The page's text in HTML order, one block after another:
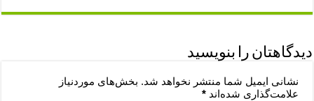
دیدگاهتان را بنویسید
نشانی ایمیل شما منتشر نخواهد شد. بخش‌های موردنیاز
علامت‌گذاری شده‌اند*